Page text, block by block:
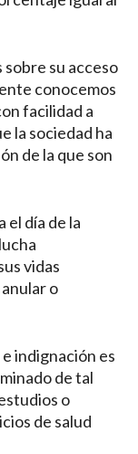
sobre su acceso
conocemos
facilidad a
la sociedad ha
de la que son
el día de la
vidas
o
indignación es
de tal
o
de salud